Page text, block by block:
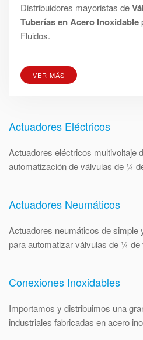
Distribuidores mayoristas de
Tuberías en Acero Inoxidable
Fluidos.
VER MÁS
Actuadores Eléctricos
Actuadores eléctricos multivoltaje
automatización de válvulas de ¼
Actuadores Neumáticos
Actuadores neumáticos de simple
para automatizar válvulas de ¼ de
Conexiones Inoxidables
Importamos y distribuimos una
industriales fabricadas en acero